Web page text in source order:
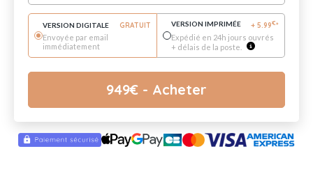
VERSION DIGITALE
GRATUIT
Envoyée par email
immédiatement
VERSION IMPRIMÉE + 5.99€*
Expédié en 24h jours ouvrés
+ délais de la poste.
949€ - Acheter